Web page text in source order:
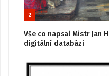
2
Vše co napsal Mistr Jan
digitální databázi